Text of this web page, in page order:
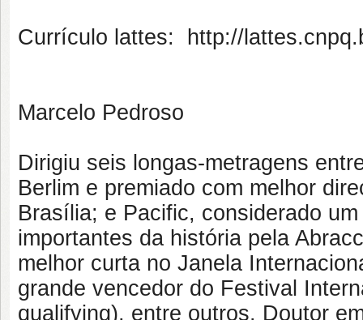
Currículo lattes: http://
Marcelo Pedroso
Dirigiu seis longas-metragens
Berlim e premiado com melhor
Brasília; e Pacific, considerado
importantes da história pela
melhor curta no Janela
grande vencedor do Festival
qualifying), entre outros. Doutor